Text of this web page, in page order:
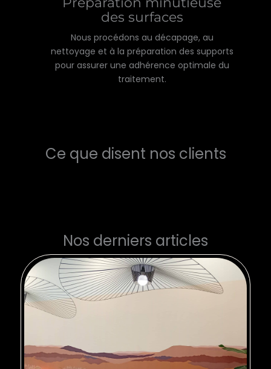
des surfaces
Nous procédons au décapage, au
nettoyage et à la préparation des supports
pour assurer une adhérence optimale du
traitement.
Ce que disent nos clients
Nos derniers articles